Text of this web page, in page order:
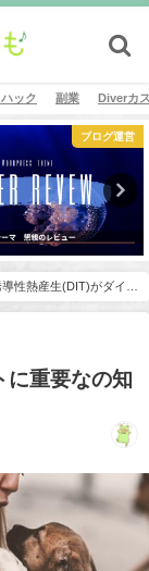
ック 副業 Diverカ
ブログ運営
性熱産生(DIT)がダイエ
に重要なの知